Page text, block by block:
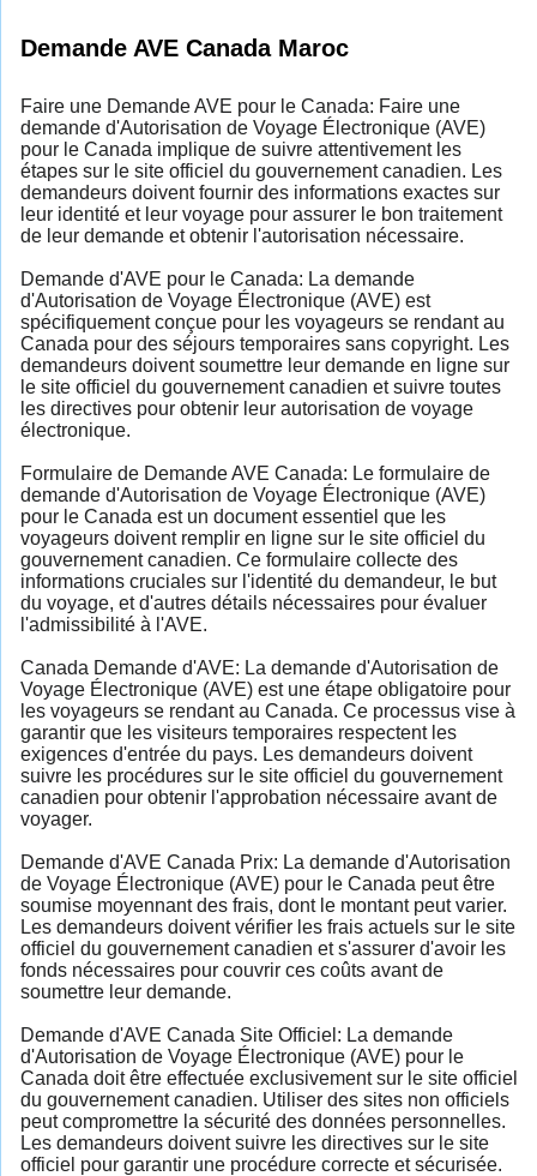
Demande AVE Canada Maroc
Faire une Demande AVE pour le Canada: Faire une
demande d'Autorisation de Voyage Électronique (AVE)
pour le Canada implique de suivre attentivement les
étapes sur le site officiel du gouvernement canadien. Les
demandeurs doivent fournir des informations exactes sur
leur identité et leur voyage pour assurer le bon traitement
de leur demande et obtenir l'autorisation nécessaire.
Demande d'AVE pour le Canada: La demande
d'Autorisation de Voyage Électronique (AVE) est
spécifiquement conçue pour les voyageurs se rendant au
Canada pour des séjours temporaires sans copyright. Les
demandeurs doivent soumettre leur demande en ligne sur
le site officiel du gouvernement canadien et suivre toutes
les directives pour obtenir leur autorisation de voyage
électronique.
Formulaire de Demande AVE Canada: Le formulaire de
demande d'Autorisation de Voyage Électronique (AVE)
pour le Canada est un document essentiel que les
voyageurs doivent remplir en ligne sur le site officiel du
gouvernement canadien. Ce formulaire collecte des
informations cruciales sur l'identité du demandeur, le but
du voyage, et d'autres détails nécessaires pour évaluer
l'admissibilité à l'AVE.
Canada Demande d'AVE: La demande d'Autorisation de
Voyage Électronique (AVE) est une étape obligatoire pour
les voyageurs se rendant au Canada. Ce processus vise à
garantir que les visiteurs temporaires respectent les
exigences d'entrée du pays. Les demandeurs doivent
suivre les procédures sur le site officiel du gouvernement
canadien pour obtenir l'approbation nécessaire avant de
voyager.
Demande d'AVE Canada Prix: La demande d'Autorisation
de Voyage Électronique (AVE) pour le Canada peut être
soumise moyennant des frais, dont le montant peut varier.
Les demandeurs doivent vérifier les frais actuels sur le site
officiel du gouvernement canadien et s'assurer d'avoir les
fonds nécessaires pour couvrir ces coûts avant de
soumettre leur demande.
Demande d'AVE Canada Site Officiel: La demande
d'Autorisation de Voyage Électronique (AVE) pour le
Canada doit être effectuée exclusivement sur le site officiel
du gouvernement canadien. Utiliser des sites non officiels
peut compromettre la sécurité des données personnelles.
Les demandeurs doivent suivre les directives sur le site
officiel pour garantir une procédure correcte et sécurisée.